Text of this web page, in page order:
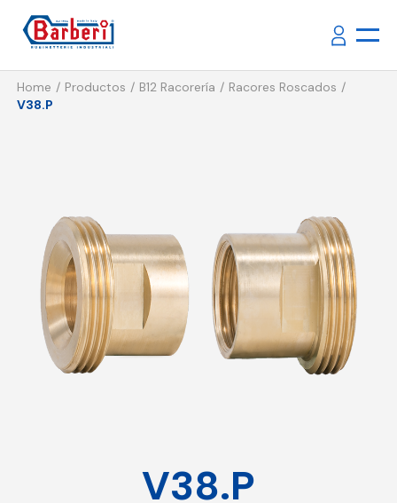
Home Productos B12 Racorería
Racores Roscados
V38.P
V38.P